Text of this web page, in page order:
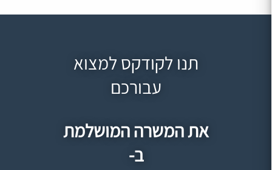
תנו לקודקס למצוא
עבורכם
את המשרה המושלמת
ב-